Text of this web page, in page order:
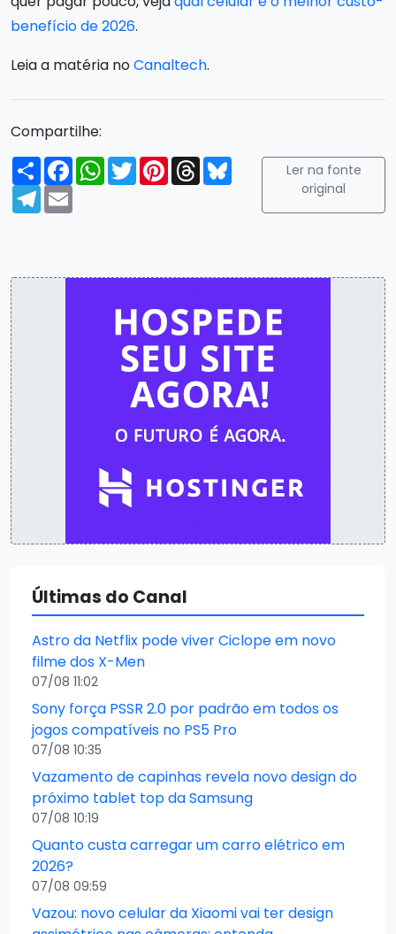
benefício de 2026.
Leia a matéria noCanaltech.
Compartilhe:
Compartilhar
FacebookWhatsApp
TwitterPinterest
ThreadsBluesky
Telegram
Email
Ler na fonte
original
Últimas do Canal
Astro da Netflix pode viver Ciclope em novo
filme dos X-Men
07/08 11:02
Sony força PSSR 2.0 por padrão em todos os
jogos compatíveis no PS5 Pro
07/08 10:35
Vazamento de capinhas revela novo design do
próximo tablet top da Samsung
07/08 10:19
Quanto custa carregar um carro elétrico em
2026?
07/08 09:59
Vazou: novo celular da Xiaomi vai ter design